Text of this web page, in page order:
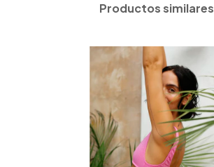
Productos similares